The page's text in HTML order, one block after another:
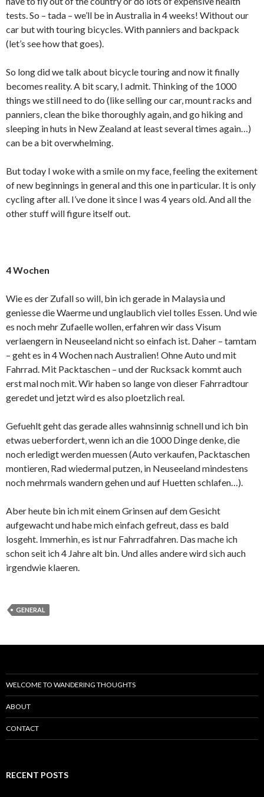
tests. So – tada – we’ll be in Australia in 4 weeks! Without our
car but with touring bicycles. With panniers and backpack
(let’s see how that goes).
So long did we talk about bicycle touring and now it finally
becomes reality. A bit scary, I admit. Thinking of the 1000
things we still need to do (like selling our car, mount racks and
panniers, clean the bike thoroughly again, and go hiking and
sleeping in huts in New Zealand at least several times again…)
can be a bit overwhelming.
But today I woke with a smile on my face, feeling the exitement
of new beginnings in general and this one in particular. It is only
cycling after all. I’ve done it since I was 4 years old. And all the
other stuff will figure itself out.
4 Wochen
Wie es der Zufall so will, bin ich gerade in Malaysia und
geniesse die Waerme und unglaublich viel tolles Essen. Und wie
es noch mehr Zufaelle wollen, erfahren wir dass Visum
verlaengern in Neuseeland nicht so einfach ist. Daher – tamtam
– geht es in 4 Wochen nach Australien! Ohne Auto und mit
Fahrrad. Mit Packtaschen – und der Rucksack kommt auch
erst mal noch mit. Wir haben so lange von dieser Fahrradtour
geredet und jetzt wird es also ploetzlich real.
Gefuehlt geht das gerade alles wahnsinnig schnell und ich bin
etwas ueberfordert, wenn ich an die 1000 Dinge denke, die
noch erledigt werden muessen (Auto verkaufen, Packtaschen
montieren, Rad wiedermal putzen, in Neuseeland mindestens
noch mehrmals wandern gehen und auf Huetten schlafen…).
Aber heute bin ich mit einem Grinsen auf dem Gesicht
aufgewacht und habe mich einfach gefreut, dass es bald
losgeht. Immerhin, es ist nur Fahrradfahren. Das mache ich
schon seit ich 4 Jahre alt bin. Und alles andere wird sich auch
irgendwie klaeren.
GENERAL
WELCOME TO WANDERING THOUGHTS
ABOUT
CONTACT
RECENT POSTS